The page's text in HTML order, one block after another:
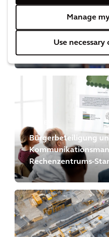
Manage
Use necessary
Bürgerbeteiligung
Rechenzentrums-